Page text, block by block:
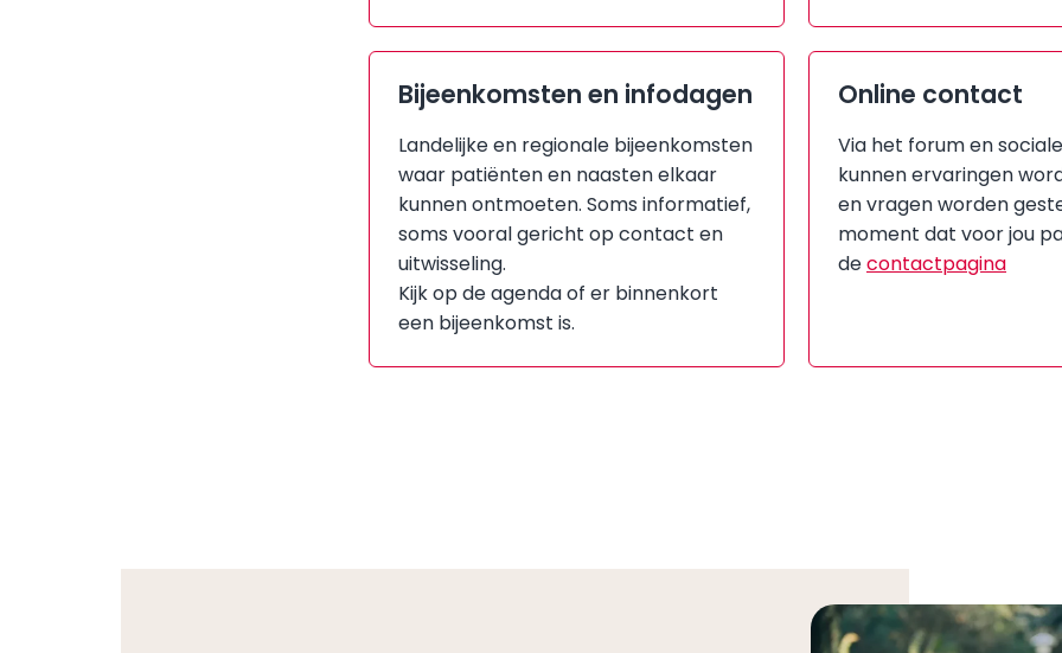
Bijeenkomsten en infodagen
Landelijke en regionale bijeenkomsten
waar patiënten en naasten elkaar
kunnen ontmoeten. Soms informatief,
soms vooral gericht op contact en
uitwisseling.
Kijk op de agenda of er binnenkort
een bijeenkomst is.
Online contact
Via het forum en
kunnen ervaringen
en vragen worden
moment dat voor jou
decontactpagina